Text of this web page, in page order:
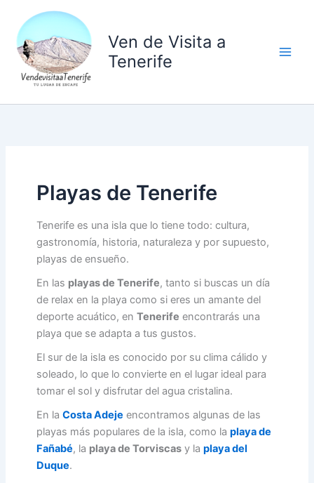
contenido
Ven de Visita a
Tenerife
Playas de Tenerife
Tenerife es una isla que lo tiene todo: cultura,
gastronomía, historia, naturaleza y por supuesto,
playas de ensueño.
En las playas de Tenerife, tanto si buscas un día
de relax en la playa como si eres un amante del
deporte acuático, en Tenerife encontrarás una
playa que se adapta a tus gustos.
El sur de la isla es conocido por su clima cálido y
soleado, lo que lo convierte en el lugar ideal para
tomar el sol y disfrutar del agua cristalina.
En la Costa Adeje encontramos algunas de las
playas más populares de la isla, como la playa de
Fañabé, la playa de Torviscasy la playa del
Duque.